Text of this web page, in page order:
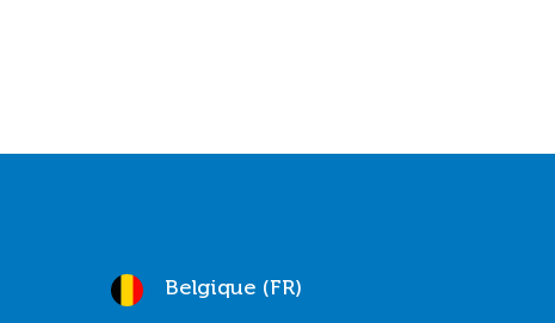
Belgique (FR)